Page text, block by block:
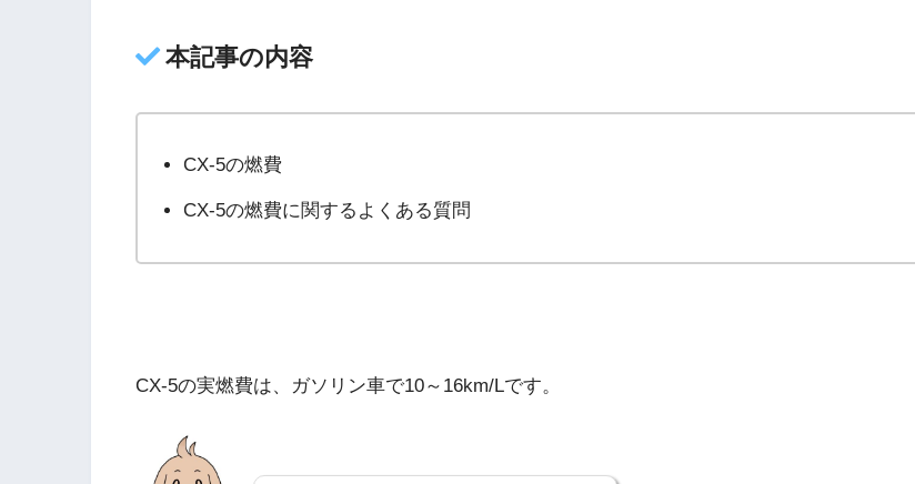
本記事の内容
CX-5の燃費
CX-5の燃費に関するよくある質問
CX-5の実燃費は、ガソリン車で10～16km/Lです。